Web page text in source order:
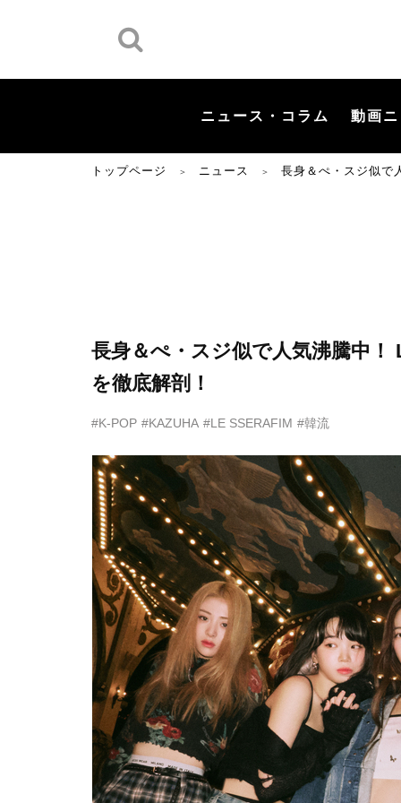
ニュース・コラム 動画
トップページ ＞ ニュース ＞ 長身＆ぺ・スジ似で
長身＆ぺ・スジ似で人気沸騰中
を徹底解剖！
#K-POP #KAZUHA #LE SSERAFIM #韓流